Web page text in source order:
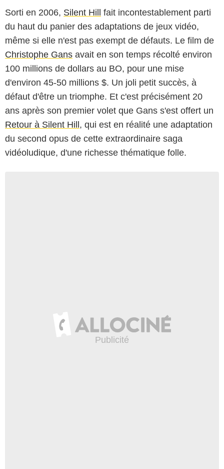
Sorti en 2006, Silent Hill fait incontestablement parti
du haut du panier des adaptations de jeux vidéo,
même si elle n'est pas exempt de défauts. Le film de
Christophe Gans avait en son temps récolté environ
100 millions de dollars au BO, pour une mise
d'environ 45-50 millions $. Un joli petit succès, à
défaut d'être un triomphe. Et c'est précisément 20
ans après son premier volet que Gans s'est offert un
Retour à Silent Hill, qui est en réalité une adaptation
du second opus de cette extraordinaire saga
vidéoludique, d'une richesse thématique folle.